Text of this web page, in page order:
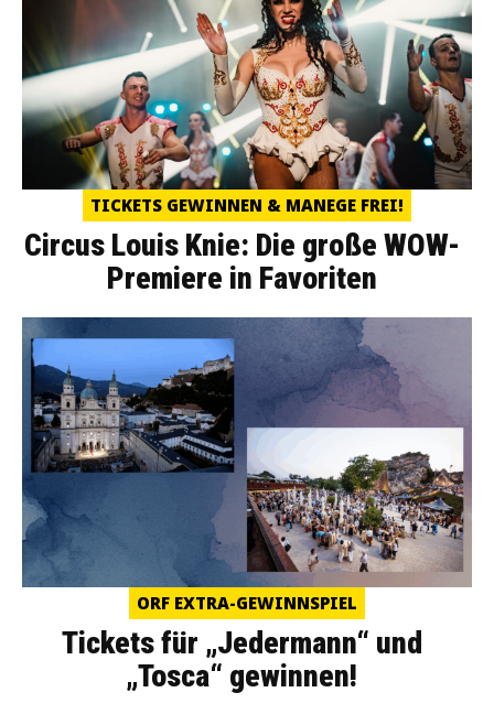
TICKETS GEWINNEN & MANEGE FREI!
Circus Louis Knie: Die große WOW-
Premiere in Favoriten
ORF EXTRA-GEWINNSPIEL
Tickets für „Jedermann“ und
„Tosca“ gewinnen!